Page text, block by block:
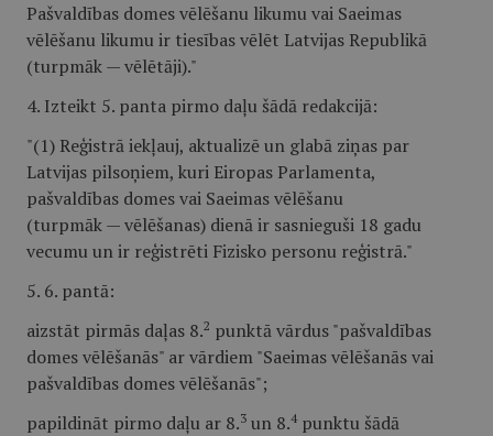
Pašvaldības domes vēlēšanu likumu vai Saeimas
vēlēšanu likumu ir tiesības vēlēt Latvijas Republikā
(turpmāk — vēlētāji)."
4. Izteikt 5. panta pirmo daļu šādā redakcijā:
"(1) Reģistrā iekļauj, aktualizē un glabā ziņas par
Latvijas pilsoņiem, kuri Eiropas Parlamenta,
pašvaldības domes vai Saeimas vēlēšanu
(turpmāk — vēlēšanas) dienā ir sasnieguši 18 gadu
vecumu un ir reģistrēti Fizisko personu reģistrā."
5. 6. pantā:
aizstāt pirmās daļas 8.2 punktā vārdus "pašvaldības
domes vēlēšanās" ar vārdiem "Saeimas vēlēšanās vai
pašvaldības domes vēlēšanās";
papildināt pirmo daļu ar 8.3 un 8.4punktu šādā